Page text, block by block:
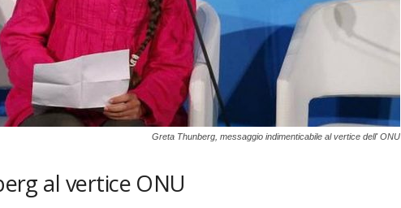
Greta Thunberg, messaggio indimenticabile al vertice dell' ONU
al vertice ONU